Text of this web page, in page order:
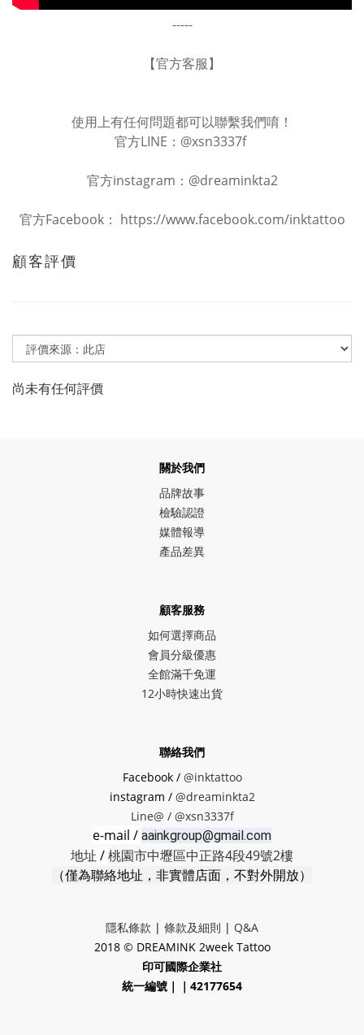
-----
【官方客服】
使用上有任何問題都可以聯繫我們唷！
官方LINE：@xsn3337f
官方instagram：@dreaminkta2
官方Facebook： https://www.facebook.com/inktattoo
顧客評價
尚未有任何評價
關於我們
品牌故事
檢驗認證
媒體報導
產品差異
顧客服務
如何選擇商品
會員分級優惠
全館滿千免運
12小時快速出貨
聯絡我們
Facebook / @inktattoo
instagram / @dreaminkta2
Line@ / @xsn3337f
e-mail / aainkgroup@gmail.com
地址 /桃園市中壢區中正路4段49號2樓
（僅為聯絡地址，非實體店面，不對外開放）
隱私條款 | 條款及細則 | Q&A
2018 © DREAMINK 2week Tattoo
印可國際企業社
統一編號｜｜42177654